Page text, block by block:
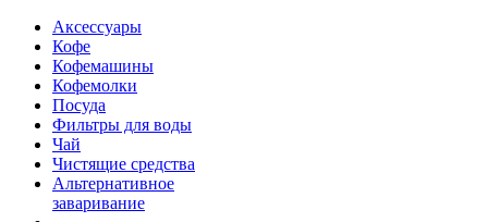
Аксессуары
Кофе
Кофемашины
Кофемолки
Посуда
Фильтры для воды
Чай
Чистящие средства
Альтернативное
заваривание